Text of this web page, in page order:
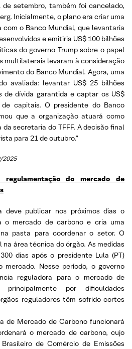
de setembro, também foi cancelado,
Inicialmente, o plano era criar uma
com o Banco Mundial, que levantaria
e emitiria US$ 100 bilhões
do governo Trump sobre o papel
multilaterais levaram à consideração
do Banco Mundial. Agora, uma
avaliada: levantar US$ 25 bilhões
de dívida garantida e captar os US$
capitais. O presidente do Banco
que a organização atuará como
secretaria do TFFF. A decisão final
para 21 de outubro.”
2025
do mercado de
deve publicar nos próximos dias o
o mercado de carbono e cria uma
pasta para coordenar o setor. O
área técnica do órgão. As medidas
dias após o presidente Lula (PT)
Nesse período, o governo
reguladora para o mercado de
por dificuldades
reguladores têm sofrido cortes
de Mercado de Carbono funcionará
o mercado de carbono, cujo
de Comércio de Emissões